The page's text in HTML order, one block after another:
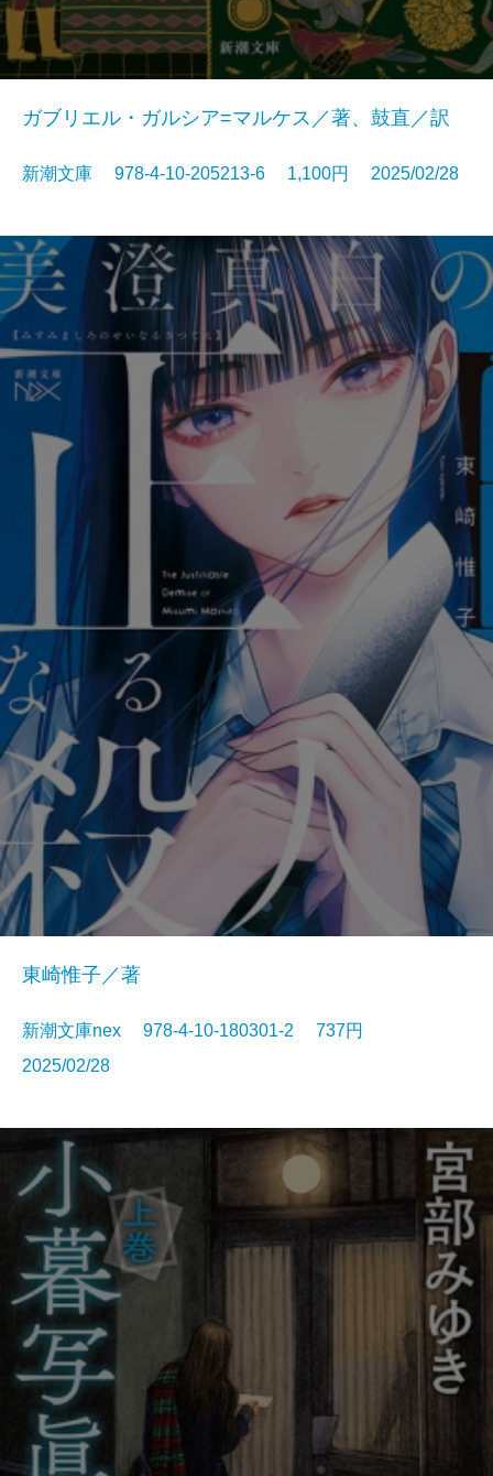
ガブリエル・ガルシア=マルケス／著、鼓直／訳
新潮文庫 978-4-10-205213-6 1,100円 2025/02/28
東崎惟子／著
新潮文庫nex 978-4-10-180301-2 737円
2025/02/28